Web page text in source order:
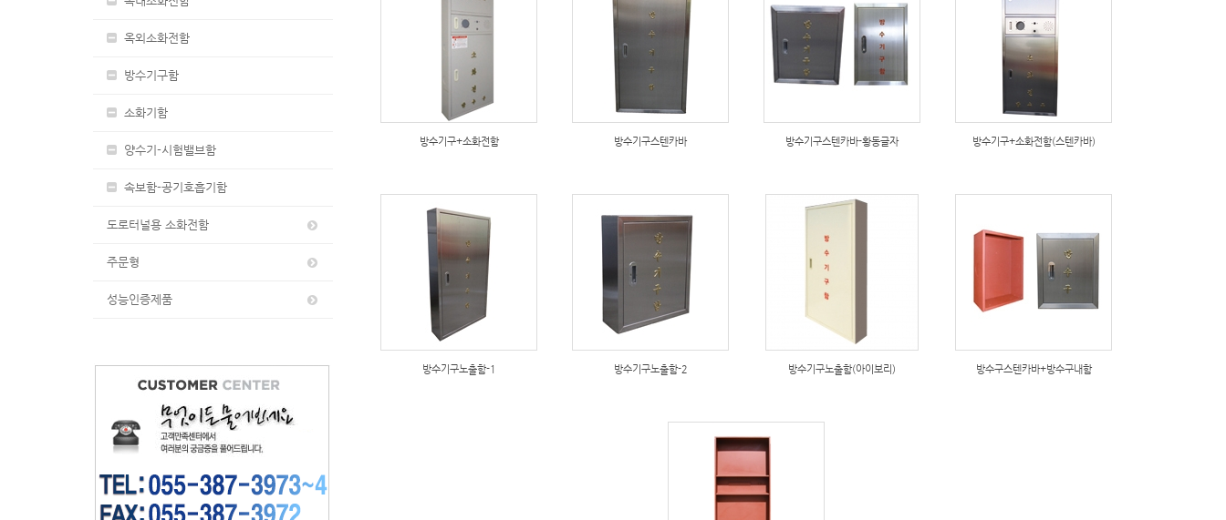
옥외소화전함
방수기구함
소화기함
양수기-시험밸브함
속보함-공기호흡기함
도로터널용 소화전함
주문형
성능인증제품
방수기구+소화전함 방수기구스텐카바 방수기구스텐카바-황동글자 방수기구+소화전함(스텐카바)
방수기구노출함-1 방수기구노출함-2 방수기구노출함(아이보리) 방수구스텐카바+방수구내함